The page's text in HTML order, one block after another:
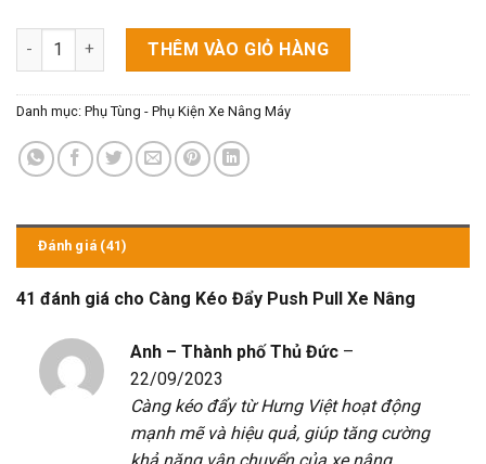
Càng Kéo Đẩy Push Pull Xe Nâng số lượng
THÊM VÀO GIỎ HÀNG
Danh mục: Phụ Tùng - Phụ Kiện Xe Nâng Máy
Đánh giá (41)
41 đánh giá cho Càng Kéo Đẩy Push Pull Xe Nâng
Anh – Thành phố Thủ Đức –
22/09/2023
Càng kéo đẩy từ Hưng Việt hoạt động
mạnh mẽ và hiệu quả, giúp tăng cường
khả năng vận chuyển của xe nâng.